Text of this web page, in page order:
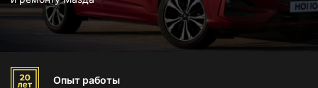
Опыт работы